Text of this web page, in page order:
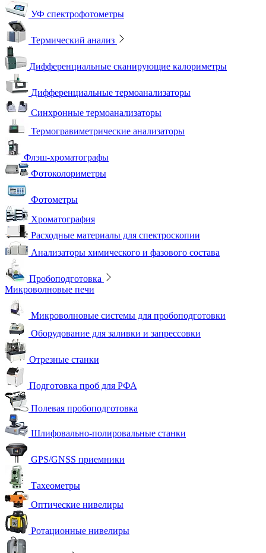
УФ спектрофотометры
Термический анализ
Дифференциальные сканирующие калориметры
Дифференциальные термоанализаторы
Синхронные термоанализаторы
Термогравиметрические анализаторы
Флэш-хроматографы
Фотоколориметры
Фотометры
Хроматография
Расходные материалы для спектроскопии
Анализаторы химического и фазового состава
Пробоподготовка
Микроволновые печи
Микроволновые системы для пробоподготовки
Оборудование для заливки и запрессовки
Отрезные станки
Подготовка проб для РФА
Полевая пробоподготовка
Шлифовально-полировальные станки
GPS/GNSS приемники
Тахеометры
Оптические нивелиры
Ротационные нивелиры